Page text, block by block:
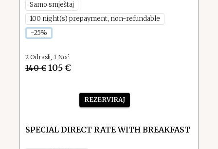
Samo smještaj
100 night(s) prepayment, non-refundable
-25%
2 Odrasli 1 Noć
140 € 105 €
REZERVIRAJ
SPECIAL DIRECT RATE WITH BREAKFAST